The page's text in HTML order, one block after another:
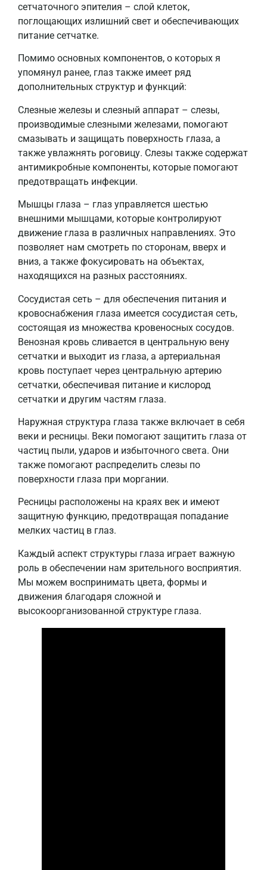
сетчаточного эпителия – слой клеток,
поглощающих излишний свет и обеспечивающих
питание сетчатке.
Помимо основных компонентов, о которых я
упомянул ранее, глаз также имеет ряд
дополнительных структур и функций:
Слезные железы и слезный аппарат – слезы,
производимые слезными железами, помогают
смазывать и защищать поверхность глаза, а
также увлажнять роговицу. Слезы также содержат
антимикробные компоненты, которые помогают
предотвращать инфекции.
Мышцы глаза – глаз управляется шестью
внешними мышцами, которые контролируют
движение глаза в различных направлениях. Это
позволяет нам смотреть по сторонам, вверх и
вниз, а также фокусировать на объектах,
находящихся на разных расстояниях.
Сосудистая сеть – для обеспечения питания и
кровоснабжения глаза имеется сосудистая сеть,
состоящая из множества кровеносных сосудов.
Венозная кровь сливается в центральную вену
сетчатки и выходит из глаза, а артериальная
кровь поступает через центральную артерию
сетчатки, обеспечивая питание и кислород
сетчатки и другим частям глаза.
Наружная структура глаза также включает в себя
веки и ресницы. Веки помогают защитить глаза от
частиц пыли, ударов и избыточного света. Они
также помогают распределить слезы по
поверхности глаза при моргании.
Ресницы расположены на краях век и имеют
защитную функцию, предотвращая попадание
мелких частиц в глаз.
Каждый аспект структуры глаза играет важную
роль в обеспечении нам зрительного восприятия.
Мы можем воспринимать цвета, формы и
движения благодаря сложной и
высокоорганизованной структуре глаза.